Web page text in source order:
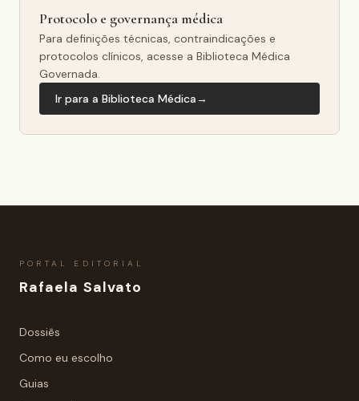
Protocolo e governança médica
Para definições técnicas, contraindicações e
protocolos clínicos, acesse a Biblioteca Médica
Governada.
Ir para a Biblioteca Médica→
PORTAL EDITORIAL
Rafaela Salvato
Dossiês
Como eu escolho
Guias